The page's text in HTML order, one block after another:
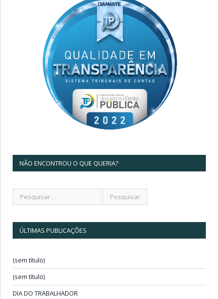
NÃO ENCONTROU O QUE QUERIA?
ÚLTIMAS PUBLICAÇÕES
(sem título)
(sem título)
DIA DO TRABALHADOR